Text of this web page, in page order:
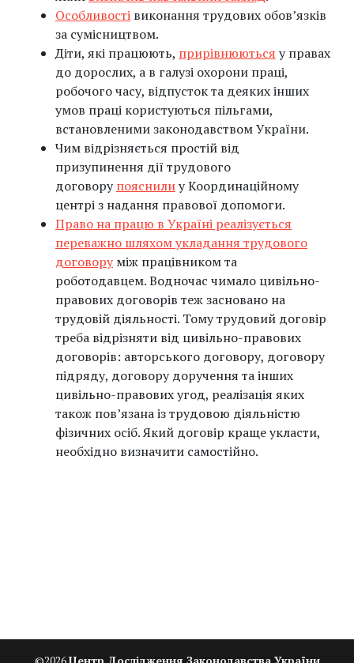
Особливості виконання трудових обовʼязків
за сумісництвом.
Діти, які працюють, прирівнюються у правах
до дорослих, а в галузі охорони праці,
робочого часу, відпусток та деяких інших
умов праці користуються пільгами,
встановленими законодавством України.
Чим відрізняється простій від
призупинення дії трудового
договорупояснилиу Координаційному
центрі з надання правової допомоги.
Право на працю в Україні реалізується
переважно шляхом укладання трудового
договору між працівником та
роботодавцем. Водночас чимало цивільно-
правових договорів теж засновано на
трудовій діяльності. Тому трудовий договір
треба відрізняти від цивільно-правових
договорів: авторського договору, договору
підряду, договору доручення та інших
цивільно-правових угод, реалізація яких
також пов’язана із трудовою діяльністю
фізичних осіб. Який договір краще укласти,
необхідно визначити самостійно.